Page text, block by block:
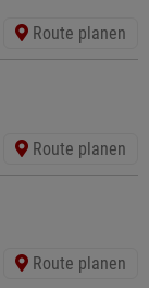
Route planen
Route planen
Route planen